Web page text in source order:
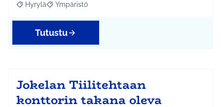
Rajaa tulokset aihepiirin mukaan: Hyrylä
Hyrylä Rajaa tulokset teeman mukaan: Ympäristö
Ympäristö
Tutustu
Jokelan Tiilitehtaan
konttorin takana oleva